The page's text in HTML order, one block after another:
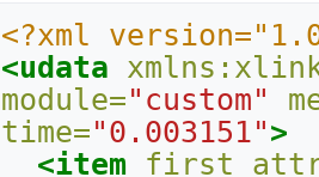
<?xml
<udata
module="custom"
time="0.003151">
<item